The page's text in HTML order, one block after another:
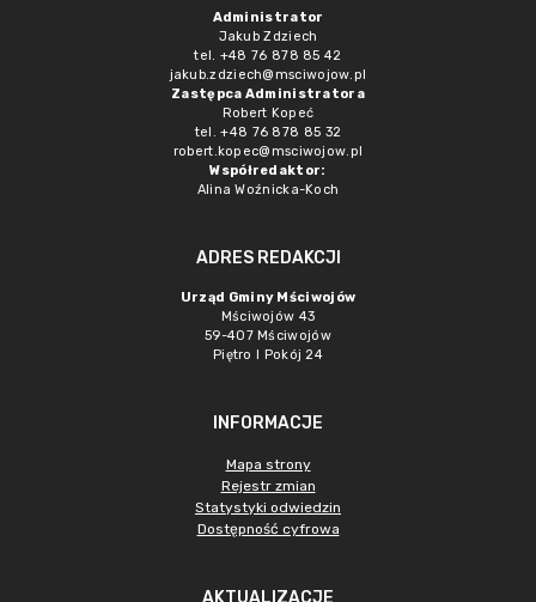
Administrator
Jakub Zdziech
tel. +48 76 878 85 42
jakub.zdziech@msciwojow.pl
Zastępca Administratora
Robert Kopeć
tel. +48 76 878 85 32
robert.kopec@msciwojow.pl
Współredaktor:
Alina Woźnicka-Koch
ADRES REDAKCJI
Urząd Gminy Mściwojów
Mściwojów 43
59-407 Mściwojów
Piętro I Pokój 24
INFORMACJE
Mapa strony
Rejestr zmian
Statystyki odwiedzin
Dostępność cyfrowa
AKTUALIZACJE